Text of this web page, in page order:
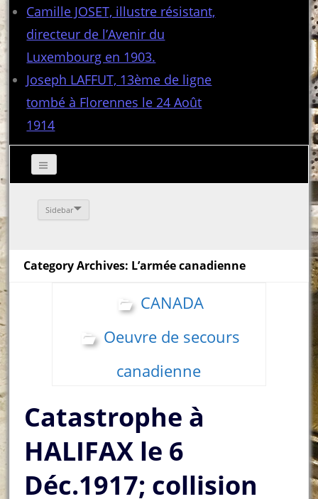
Camille JOSET, illustre résistant,
directeur de l’Avenir du
Luxembourg en 1903.
Joseph LAFFUT, 13ème de ligne
tombé à Florennes le 24 Août
1914
Sidebar
Category Archives: L’armée canadienne
CANADA
Oeuvre de secours
canadienne
Catastrophe à
HALIFAX le 6
Déc.1917; collision